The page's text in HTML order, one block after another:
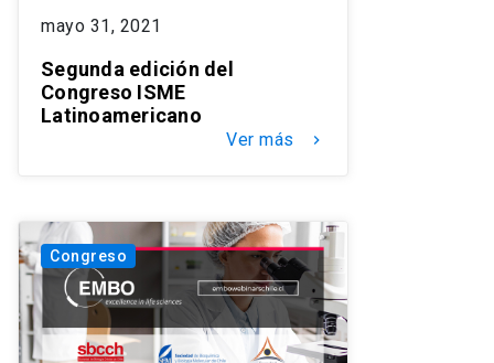
mayo 31, 2021
Segunda edición del
Congreso ISME
Latinoamericano
Ver más keyboard_arrow_right
Congreso